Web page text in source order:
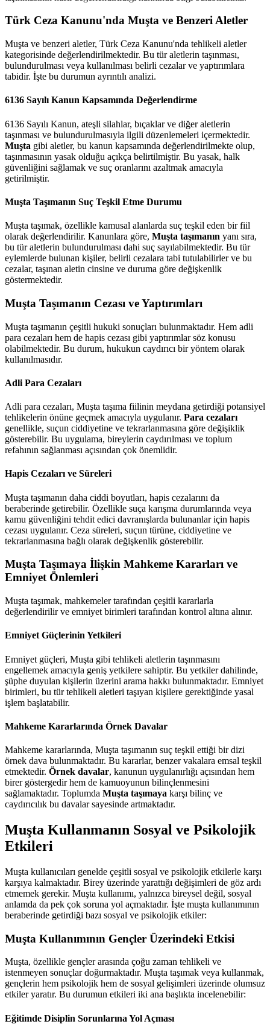
Türk Ceza Kanunu'nda Muşta ve Benzeri Aletler
Muşta ve benzeri aletler, Türk Ceza Kanunu'nda tehlikeli aletler
kategorisinde değerlendirilmektedir. Bu tür aletlerin taşınması,
bulundurulması veya kullanılması belirli cezalar ve yaptırımlara
tabidir. İşte bu durumun ayrıntılı analizi.
6136 Sayılı Kanun Kapsamında Değerlendirme
6136 Sayılı Kanun, ateşli silahlar, bıçaklar ve diğer aletlerin
taşınması ve bulundurulmasıyla ilgili düzenlemeleri içermektedir.
Muşta gibi aletler, bu kanun kapsamında değerlendirilmekte olup,
taşınmasının yasak olduğu açıkça belirtilmiştir. Bu yasak, halk
güvenliğini sağlamak ve suç oranlarını azaltmak amacıyla
getirilmiştir.
Muşta Taşımanın Suç Teşkil Etme Durumu
Muşta taşımak, özellikle kamusal alanlarda suç teşkil eden bir fiil
olarak değerlendirilir. Kanunlara göre, Muşta taşımanın yanı sıra,
bu tür aletlerin bulundurulması dahi suç sayılabilmektedir. Bu tür
eylemlerde bulunan kişiler, belirli cezalara tabi tutulabilirler ve bu
cezalar, taşınan aletin cinsine ve duruma göre değişkenlik
göstermektedir.
Muşta Taşımanın Cezası ve Yaptırımları
Muşta taşımanın çeşitli hukuki sonuçları bulunmaktadır. Hem adli
para cezaları hem de hapis cezası gibi yaptırımlar söz konusu
olabilmektedir. Bu durum, hukukun caydırıcı bir yöntem olarak
kullanılmasıdır.
Adli Para Cezaları
Adli para cezaları, Muşta taşıma fiilinin meydana getirdiği potansiyel
tehlikelerin önüne geçmek amacıyla uygulanır. Para cezaları
genellikle, suçun ciddiyetine ve tekrarlanmasına göre değişiklik
gösterebilir. Bu uygulama, bireylerin caydırılması ve toplum
refahının sağlanması açısından çok önemlidir.
Hapis Cezaları ve Süreleri
Muşta taşımanın daha ciddi boyutları, hapis cezalarını da
beraberinde getirebilir. Özellikle suça karışma durumlarında veya
kamu güvenliğini tehdit edici davranışlarda bulunanlar için hapis
cezası uygulanır. Ceza süreleri, suçun türüne, ciddiyetine ve
tekrarlanmasına bağlı olarak değişkenlik gösterebilir.
Muşta Taşımaya İlişkin Mahkeme Kararları ve
Emniyet Önlemleri
Muşta taşımak, mahkemeler tarafından çeşitli kararlarla
değerlendirilir ve emniyet birimleri tarafından kontrol altına alınır.
Emniyet Güçlerinin Yetkileri
Emniyet güçleri, Muşta gibi tehlikeli aletlerin taşınmasını
engellemek amacıyla geniş yetkilere sahiptir. Bu yetkiler dahilinde,
şüphe duyulan kişilerin üzerini arama hakkı bulunmaktadır. Emniyet
birimleri, bu tür tehlikeli aletleri taşıyan kişilere gerektiğinde yasal
işlem başlatabilir.
Mahkeme Kararlarında Örnek Davalar
Mahkeme kararlarında, Muşta taşımanın suç teşkil ettiği bir dizi
örnek dava bulunmaktadır. Bu kararlar, benzer vakalara emsal teşkil
etmektedir. Örnek davalar, kanunun uygulanırlığı açısından hem
birer göstergedir hem de kamuoyunun bilinçlenmesini
sağlamaktadır. Toplumda Muşta taşımaya karşı bilinç ve
caydırıcılık bu davalar sayesinde artmaktadır.
Muşta Kullanmanın Sosyal ve Psikolojik
Etkileri
Muşta kullanıcıları genelde çeşitli sosyal ve psikolojik etkilerle karşı
karşıya kalmaktadır. Birey üzerinde yarattığı değişimleri de göz ardı
etmemek gerekir. Muşta kullanımı, yalnızca bireysel değil, sosyal
anlamda da pek çok soruna yol açmaktadır. İşte muşta kullanımının
beraberinde getirdiği bazı sosyal ve psikolojik etkiler:
Muşta Kullanımının Gençler Üzerindeki Etkisi
Muşta, özellikle gençler arasında çoğu zaman tehlikeli ve
istenmeyen sonuçlar doğurmaktadır. Muşta taşımak veya kullanmak,
gençlerin hem psikolojik hem de sosyal gelişimleri üzerinde olumsuz
etkiler yaratır. Bu durumun etkileri iki ana başlıkta incelenebilir:
Eğitimde Disiplin Sorunlarına Yol Açması